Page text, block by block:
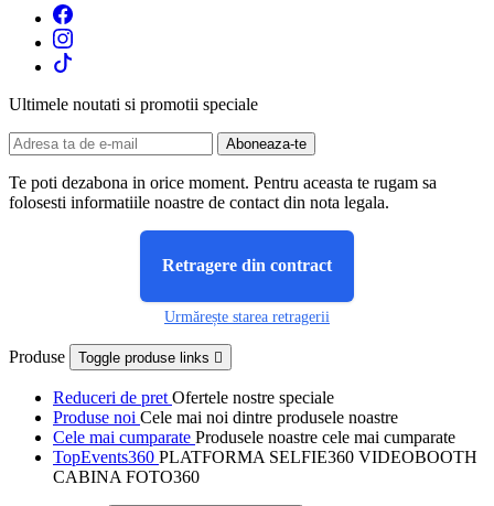
Ultimele noutati si promotii speciale
Te poti dezabona in orice moment. Pentru aceasta te rugam sa
folosesti informatiile noastre de contact din nota legala.
Retragere din contract
Urmărește starea retragerii
Produse Toggle produse links 
Reduceri de pret Ofertele nostre speciale
Produse noi Cele mai noi dintre produsele noastre
Cele mai cumparate Produsele noastre cele mai cumparate
TopEvents360 PLATFORMA SELFIE360 VIDEOBOOTH
CABINA FOTO360